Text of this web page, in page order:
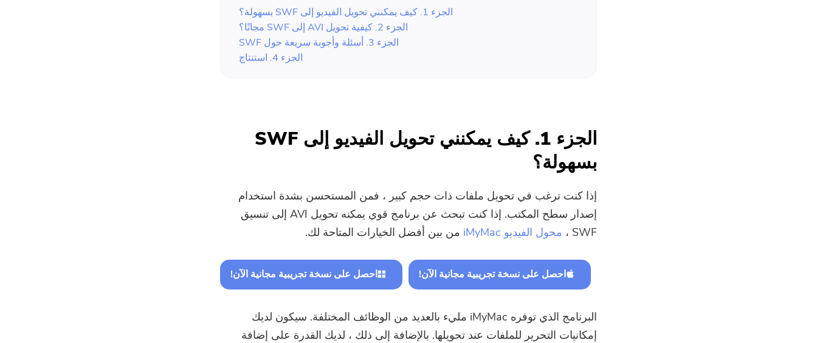
الجزء 1. كيف يمكنني تحويل الفيديو إلى SWF بسهولة؟
الجزء 2. كيفية تحويل AVI إلى SWF مجانًا؟
الجزء 3. أسئلة وأجوبة سريعة حول SWF
الجزء 4. استنتاج
الجزء 1. كيف يمكنني تحويل الفيديو إلى SWF
بسهولة؟
إذا كنت ترغب في تحويل ملفات ذات حجم كبير ، فمن المستحسن بشدة استخدام
إصدار سطح المكتب. إذا كنت تبحث عن برنامج قوي يمكنه تحويل AVI إلى تنسيق
SWF ،
محول الفيديو iMyMac من بين أفضل الخيارات المتاحة لك.
احصل على نسخة تجريبية مجانية الآن! احصل على نسخة تجريبية مجانية الآن!
البرنامج الذي توفره iMyMac مليء بالعديد من الوظائف المختلفة. سيكون لديك
إمكانيات التحرير للملفات عند تحويلها. بالإضافة إلى ذلك ، لديك القدرة على إضافة